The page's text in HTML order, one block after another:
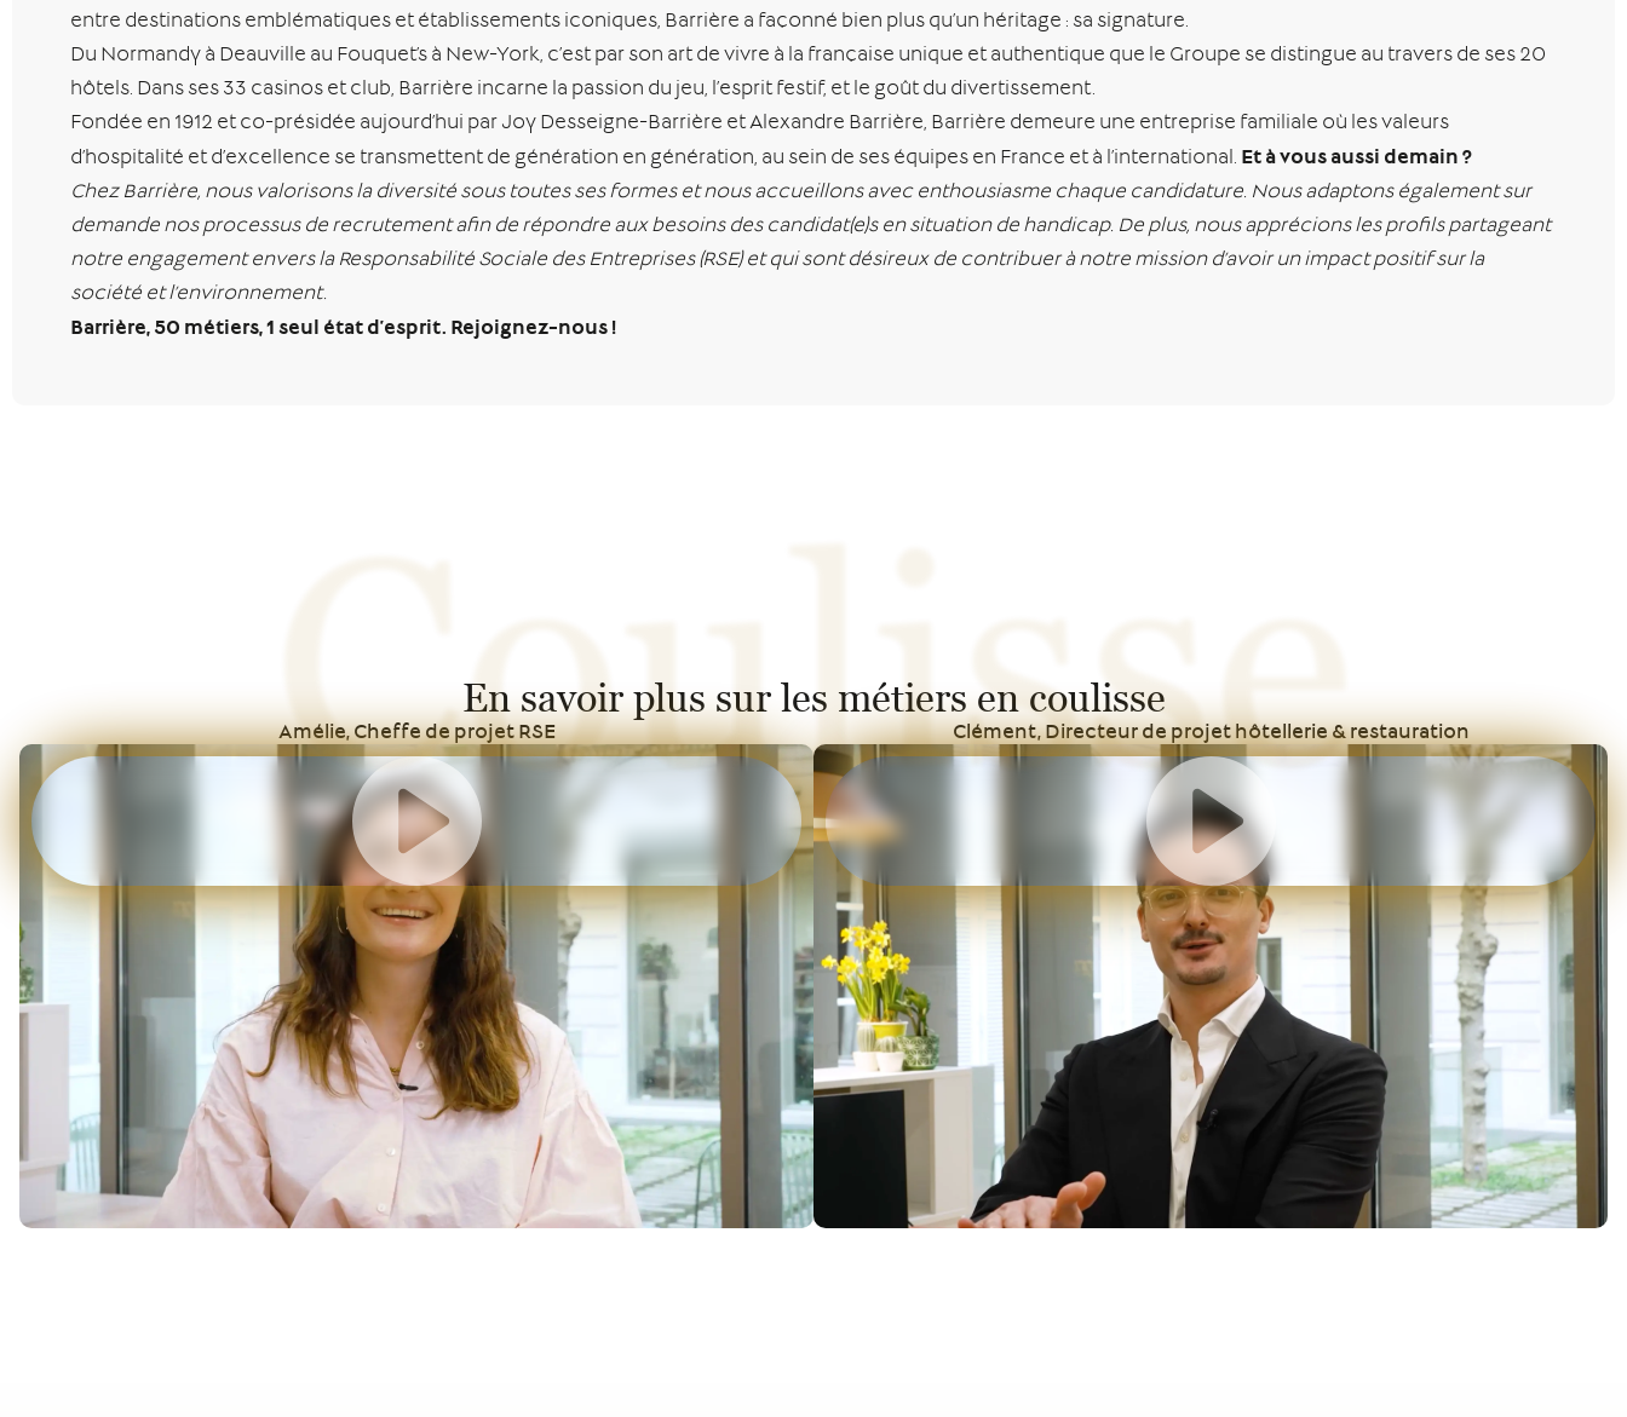
entre destinations emblématiques et établissements iconiques, Barrière a façonné bien plus qu’un héritage : sa signature.
Du Normandy à Deauville au Fouquet’s à New-York, c’est par son art de vivre à la française unique et authentique que le Groupe se distingue au travers de ses 20
hôtels. Dans ses 33 casinos et club, Barrière incarne la passion du jeu, l’esprit festif, et le goût du divertissement.
Fondée en 1912 et co-présidée aujourd’hui par Joy Desseigne-Barrière et Alexandre Barrière, Barrière demeure une entreprise familiale où les valeurs
d’hospitalité et d’excellence se transmettent de génération en génération, au sein de ses équipes en France et à l’international. Et à vous aussi demain ?
Chez Barrière, nous valorisons la diversité sous toutes ses formes et nous accueillons avec enthousiasme chaque candidature. Nous adaptons également sur
demande nos processus de recrutement afin de répondre aux besoins des candidat(e)s en situation de handicap. De plus, nous apprécions les profils partageant
notre engagement envers la Responsabilité Sociale des Entreprises (RSE) et qui sont désireux de contribuer à notre mission d’avoir un impact positif sur la
société et l’environnement.
Barrière, 50 métiers, 1 seul état d’esprit. Rejoignez-nous !
Coulisse
En savoir plus sur les métiers en coulisse
Amélie, Cheffe de projet RSE Clément, Directeur de projet hôtellerie & restauration